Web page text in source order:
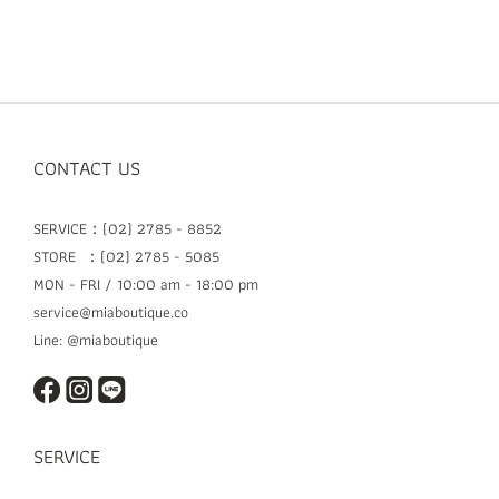
CONTACT US
SERVICE：(02) 2785 - 8852
STORE ：(02) 2785 - 5085
MON - FRI / 10:00 am - 18:00 pm
service@miaboutique.co
Line: @miaboutique
SERVICE